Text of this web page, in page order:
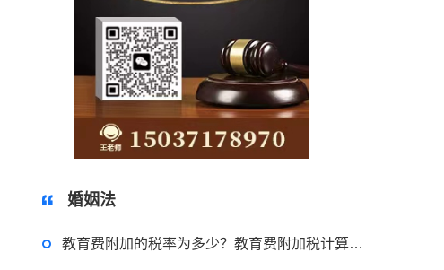
婚姻法
教育费附加的税率为多少？教育费附加税计算公式是什么？ 当前看点